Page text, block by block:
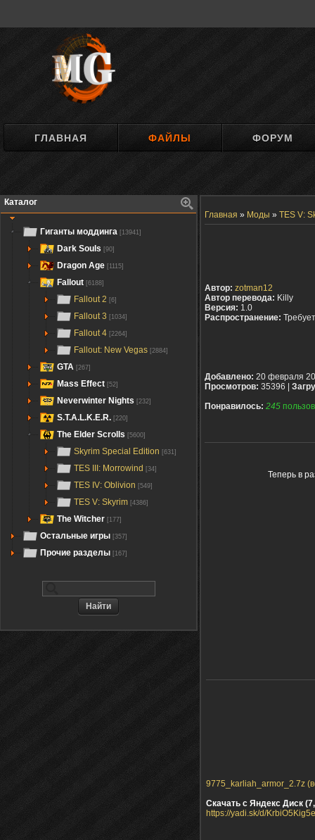
ГЛАВНАЯ ФАЙЛЫ ФОРУМ
Каталог
Гиганты моддинга [13941]
Dark Souls [90]
Dragon Age [1115]
Fallout [6188]
Fallout 2 [6]
Fallout 3 [1034]
Fallout 4 [2264]
Fallout: New Vegas [2884]
GTA [267]
Mass Effect [52]
Neverwinter Nights [232]
S.T.A.L.K.E.R. [220]
The Elder Scrolls [5600]
Skyrim Special Edition [631]
TES III: Morrowind [34]
TES IV: Oblivion [549]
TES V: Skyrim [4386]
The Witcher [177]
Остальные игры [357]
Прочие разделы [167]
Главная » Моды » TES V:
Автор: zotman12
Автор перевода: Killy
Версия: 1.0
Распространение:
Добавлено: 20 февраля
Просмотров: 35396 |
Понравилось: 245
Теперь в
9775_karliah_armor_2.7z
Скачать с Яндекс Диск
https://yadi.sk/d/